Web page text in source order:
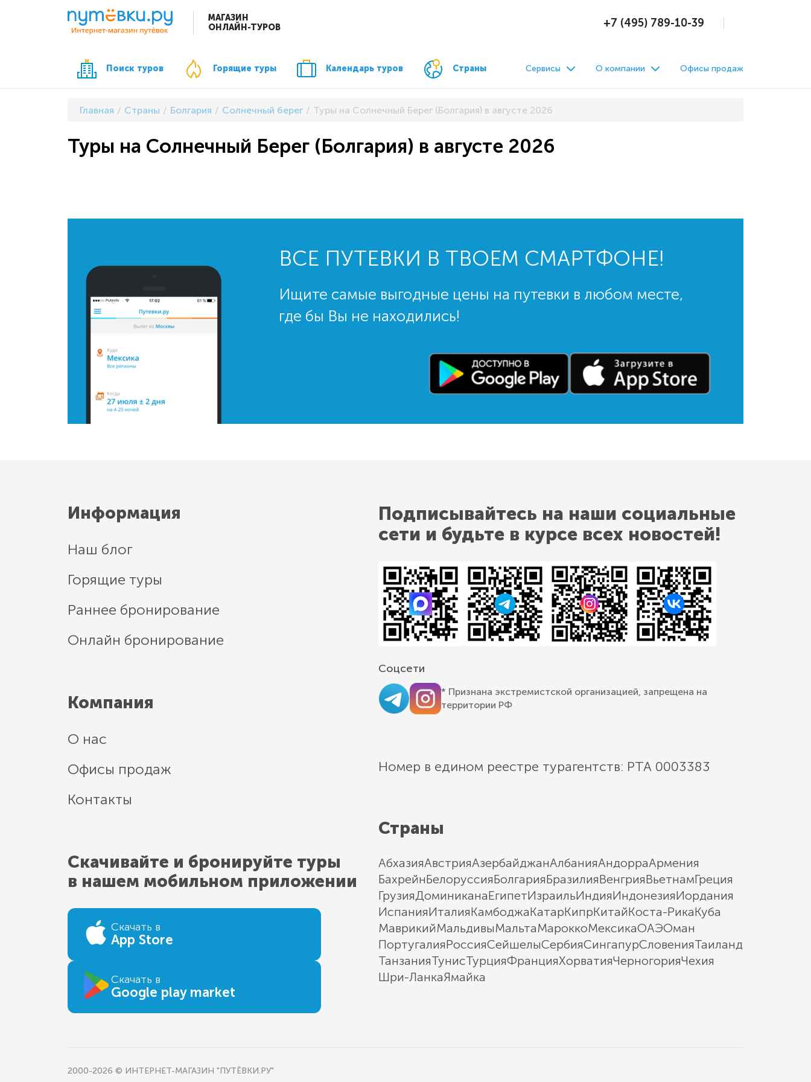
МАГАЗИН
ОНЛАЙН-ТУРОВ
+7 (495) 789-10-39
Поиск туров Горящие туры Календарь туров Страны Сервисы О компании Офисы продаж
Главная Страны Болгария Солнечный берег Туры на Солнечный Берег (Болгария) в августе 2026
Туры на Солнечный Берег (Болгария) в августе 2026
ВСЕ ПУТЕВКИ В ТВОЕМ СМАРТФОНЕ!
Ищите самые выгодные цены на путевки в любом месте,
где бы Вы не находились!
Информация
Наш блог
Горящие туры
Раннее бронирование
Онлайн бронирование
Компания
О нас
Офисы продаж
Контакты
Скачивайте и бронируйте туры
в нашем мобильном приложении
Скачать в
App Store
Скачать в
Google play market
Подписывайтесь на наши социальные
сети и будьте в курсе всех новостей!
Соцсети
* Признана экстремистской организацией, запрещена на
территории РФ
Номер в едином реестре турагентств: РТА 0003383
Страны
АбхазияАвстрияАзербайджанАлбанияАндорраАрмения
БахрейнБелоруссияБолгарияБразилияВенгрияВьетнамГреция
ГрузияДоминиканаЕгипетИзраильИндияИндонезияИордания
ИспанияИталияКамбоджаКатарКипрКитайКоста-РикаКуба
МаврикийМальдивыМальтаМароккоМексикаОАЭОман
ПортугалияРоссияСейшелыСербияСингапурСловенияТаиланд
ТанзанияТунисТурцияФранцияХорватияЧерногорияЧехия
Шри-ЛанкаЯмайка
2000-2026 © ИНТЕРНЕТ-МАГАЗИН "ПУТЁВКИ.РУ"